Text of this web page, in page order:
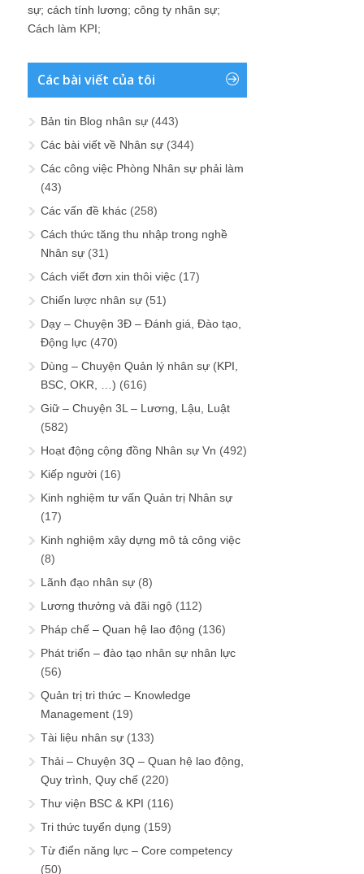
sự; cách tính lương; công ty nhân sự;
Cách làm KPI;
Các bài viết của tôi
Bản tin Blog nhân sự (443)
Các bài viết về Nhân sự (344)
Các công việc Phòng Nhân sự phải làm
(43)
Các vấn đề khác (258)
Cách thức tăng thu nhập trong nghề
Nhân sự (31)
Cách viết đơn xin thôi việc (17)
Chiến lược nhân sự (51)
Dạy – Chuyện 3Đ – Đánh giá, Đào tạo,
Động lực (470)
Dùng – Chuyện Quản lý nhân sự (KPI,
BSC, OKR, …) (616)
Giữ – Chuyện 3L – Lương, Lậu, Luật
(582)
Hoạt động cộng đồng Nhân sự Vn (492)
Kiếp người (16)
Kinh nghiệm tư vấn Quản trị Nhân sự
(17)
Kinh nghiệm xây dựng mô tả công việc
(8)
Lãnh đạo nhân sự (8)
Lương thưởng và đãi ngộ (112)
Pháp chế – Quan hệ lao động (136)
Phát triển – đào tạo nhân sự nhân lực
(56)
Quản trị tri thức – Knowledge
Management (19)
Tài liệu nhân sự (133)
Thải – Chuyện 3Q – Quan hệ lao động,
Quy trình, Quy chế (220)
Thư viện BSC & KPI (116)
Tri thức tuyển dụng (159)
Từ điển năng lực – Core competency
(50)